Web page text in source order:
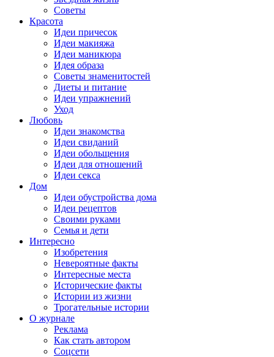
Советы
Красота
Идеи причесок
Идеи макияжа
Идеи маникюра
Идея образа
Советы знаменитостей
Диеты и питание
Идеи упражнений
Уход
Любовь
Идеи знакомства
Идеи свиданий
Идеи обольщения
Идеи для отношений
Идеи секса
Дом
Идеи обустройства дома
Идеи рецептов
Своими руками
Семья и дети
Интересно
Изобретения
Невероятные факты
Интересные места
Исторические факты
Истории из жизни
Трогательные истории
О журнале
Реклама
Как стать автором
Соцсети